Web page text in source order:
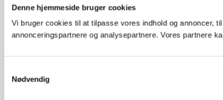
Denne hjemmeside bruger cookies
Vi bruger cookies til at tilpasse vores indhold og annoncer,
annonceringspartnere og analysepartnere. Vores partnere
Nødvendig